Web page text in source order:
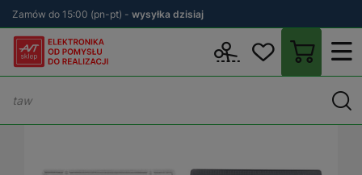
Zamów do 15:00 (pn-pt) - wysyłka dzisiaj
Wskaźniki panelowe